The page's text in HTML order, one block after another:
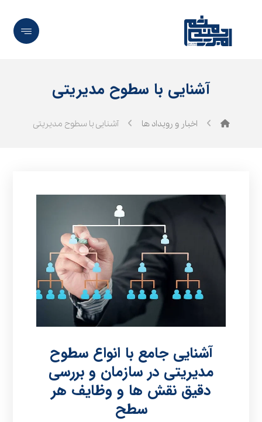
آشنایی با سطوح مدیریتی
اخبار و رویداد ها آشنایی با سطوح مدیریتی
آشنایی جامع با انواع سطوح
مدیریتی در سازمان و بررسی
دقیق نقش‌ ها و وظایف هر
سطح